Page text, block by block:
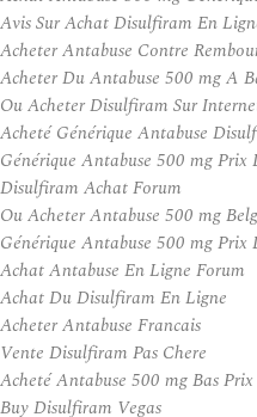
Avis Sur Achat Disulfiram En
Acheter Antabuse Contre
Acheter Du Antabuse 500 mg A
Ou Acheter Disulfiram Sur
Acheté Générique Antabuse
Générique Antabuse 500 mg Prix
Disulfiram Achat Forum
Ou Acheter Antabuse 500 mg
Générique Antabuse 500 mg
Achat Antabuse En Ligne Forum
Achat Du Disulfiram En Ligne
Acheter Antabuse Francais
Vente Disulfiram Pas Chere
Acheté Antabuse 500 mg Bas Prix
Buy Disulfiram Vegas